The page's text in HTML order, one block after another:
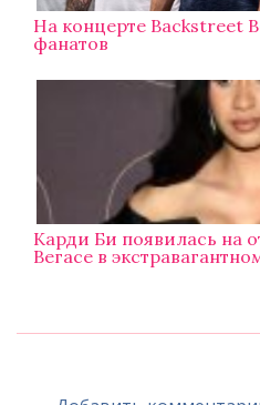
На концерте Backstreet
фанатов
Карди Би появилась на
Вегасе в